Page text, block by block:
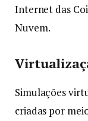
Internet das
Nuvem.
Simulações
criadas por